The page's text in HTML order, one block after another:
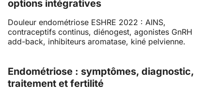
options intégratives
Douleur endométriose ESHRE 2022 : AINS,
contraceptifs continus, diénogest, agonistes GnRH
add-back, inhibiteurs aromatase, kiné pelvienne.
Endométriose : symptômes, diagnostic,
traitement et fertilité